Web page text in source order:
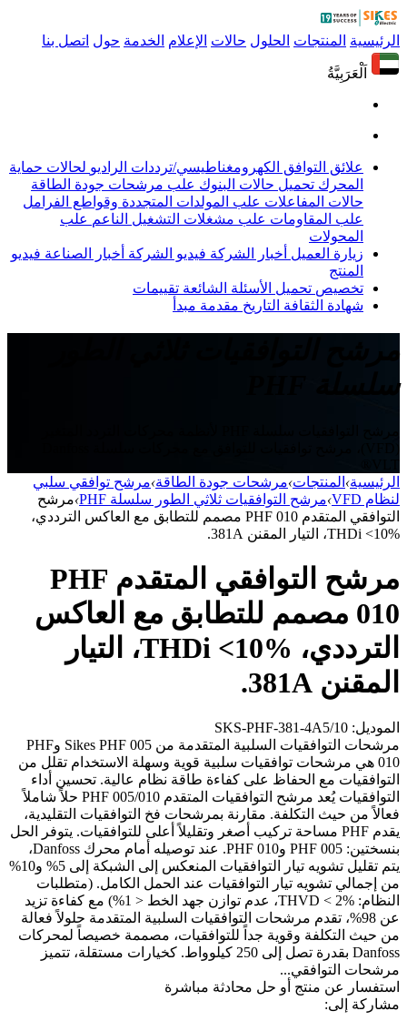
الرئيسية المنتجات الحلول حالات الإعلام الخدمة حول اتصل بنا
اَلْعَرَبِيَّةُ
علائق التوافق الكهرومغناطيسي/ترددات الراديو لحالات حماية
المحرك تحميل حالات البنوك علب مرشحات جودة الطاقة
حالات المفاعلات علب المولدات المتجددة وقواطع الفرامل
علب المقاومات علب مشغلات التشغيل الناعم علب
المحولات
زيارة العميل أخبار الشركة فيديو الشركة أخبار الصناعة فيديو
المنتج
تخصيص تحميل الأسئلة الشائعة تقييمات
شهادة الثقافة التاريخ مقدمة مبدأ
الرئيسية› المنتجات›مرشحات جودة الطاقة›مرشح توافقي سلبي
لنظام VFD
›مرشح التوافقيات ثلاثي الطور سلسلة PHF ›مرشح
التوافقي المتقدم PHF 010 مصمم للتطابق مع العاكس الترددي،
THDi <10%، التيار المقنن 381A.
مرشح التوافقي المتقدم PHF
010 مصمم للتطابق مع العاكس
الترددي، THDi <10%، التيار
المقنن 381A.
الموديل: SKS-PHF-381-4A5/10
مرشحات التوافقيات السلبية المتقدمة من Sikes PHF 005 وPHF
010 هي مرشحات توافقيات سلبية قوية وسهلة الاستخدام تقلل من
التوافقيات مع الحفاظ على كفاءة طاقة نظام عالية. تحسين أداء
التوافقيات يُعد مرشح التوافقيات المتقدم PHF 005/010 حلاً شاملاً
فعالاً من حيث التكلفة. مقارنة بمرشحات فخ التوافقيات التقليدية،
يقدم PHF مساحة تركيب أصغر وتقليلاً أعلى للتوافقيات. يتوفر الحل
بنسختين: PHF 005 وPHF 010. عند توصيله أمام محرك Danfoss،
يتم تقليل تشويه تيار التوافقيات المنعكس إلى الشبكة إلى 5% و10%
من إجمالي تشويه تيار التوافقيات عند الحمل الكامل. (متطلبات
النظام: THVD < 2%، عدم توازن جهد الخط < 1%) مع كفاءة تزيد
عن 98%، تقدم مرشحات التوافقيات السلبية المتقدمة حلولاً فعالة
من حيث التكلفة وقوية جداً للتوافقيات، مصممة خصيصاً لمحركات
Danfoss بقدرة تصل إلى 250 كيلوواط. كخيارات مستقلة، تتميز
مرشحات التوافقي...
استفسار عن منتج أو حل محادثة مباشرة
مشاركة إلى: